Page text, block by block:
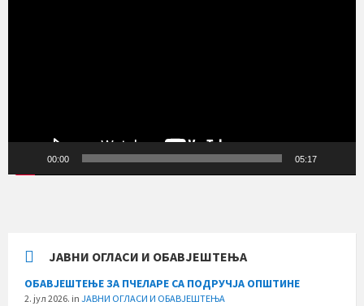
00:00 05:17
ЈАВНИ ОГЛАСИ И ОБАВЈЕШТЕЊА
ОБАВЈЕШТЕЊЕ ЗА ПЧЕЛАРЕ СА ПОДРУЧЈА ОПШТИНЕ
2. јул 2026. in ЈАВНИ ОГЛАСИ И ОБАВЈЕШТЕЊА